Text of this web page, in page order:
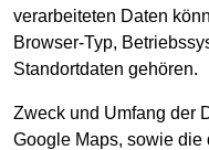
verarbeiteten Daten
Browser-Typ,
Standortdaten gehören.
Zweck und Umfang der
Google Maps, sowie die